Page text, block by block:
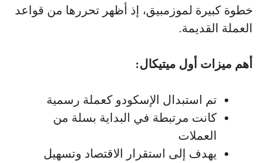
خطوة كبيرة لموزمبيق، إذ أظهر تحررها من قواعد
العملة القديمة.
أهم ميزات أول ميتيكال:
تم استبدال الإسكودو كعملة رسمية
كانت مرتبطة في البداية بسلة من
العملات
يهدف إلى استقرار الاقتصاد وتسهيل